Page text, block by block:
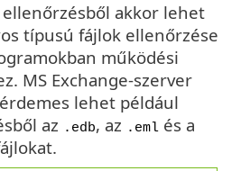
ellenőrzésből akkor lehet
típusú fájlok ellenőrzése
működési
MS Exchange-szerver
lehet például
az .edb, az .eml és a